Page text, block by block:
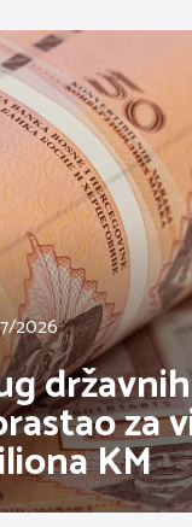
2026
za
KM